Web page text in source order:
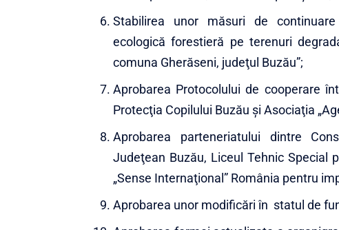
Stabilirea unor măsuri de
ecologică forestieră pe terenuri
comuna Gherăseni, judeţul Buzău”;
Aprobarea Protocolului de cooperare
Protecţia Copilului Buzău şi Asociaţia
Aprobarea parteneriatului dintre
Judeţean Buzău, Liceul Tehnic Special
„Sense Internaţional” România pentru
Aprobarea unor modificări în statul de